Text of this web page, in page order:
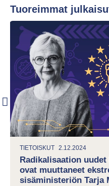
Tuoreimmat
TIETOISKUT 2.12.2024
Radikalisaation
ovat muuttaneet
sisäministeriön Tarja